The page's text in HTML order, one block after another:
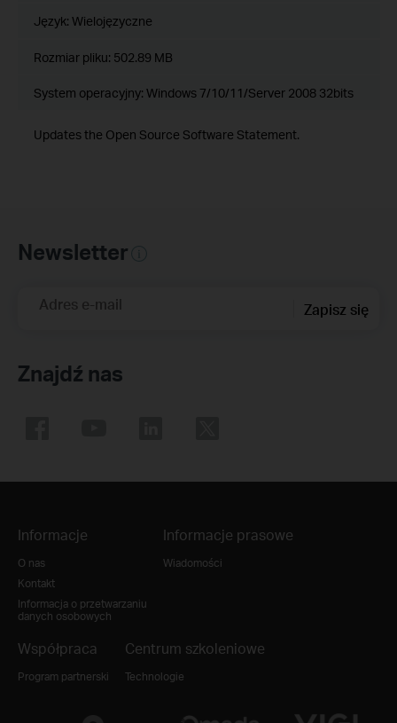
Język: Wielojęzyczne
Rozmiar pliku: 502.89 MB
System operacyjny: Windows 7/10/11/Server 2008 32bits
Updates the Open Source Software Statement.
Newsletter
Adres e-mail Zapisz się
Znajdź nas
Informacje
O nas
Kontakt
Informacja o przetwarzaniu
danych osobowych
Informacje prasowe
Wiadomości
Współpraca
Program partnerski
Centrum szkoleniowe
Technologie